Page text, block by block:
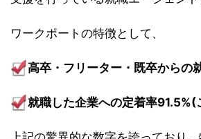
ワークポートの特徴として、
高卒・フリーター・既卒からの
就職した企業への定着率91.5%(